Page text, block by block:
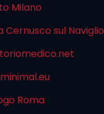
Milano
Cernusco sul Naviglio
Roma